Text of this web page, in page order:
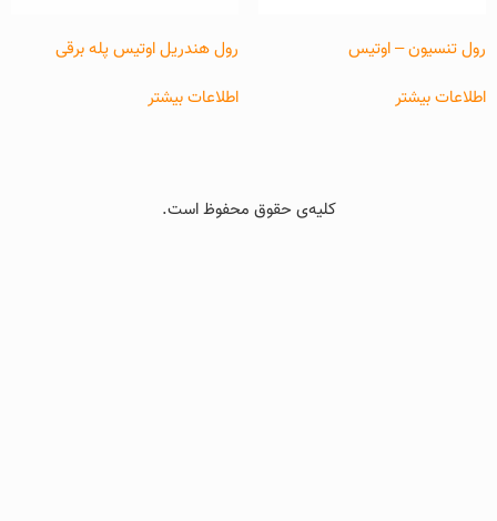
رول تنسیون – اوتیس
اطلاعات بیشتر
رول هندریل اوتیس پله برقی
اطلاعات بیشتر
کلیه‌ی حقوق محفوظ است.